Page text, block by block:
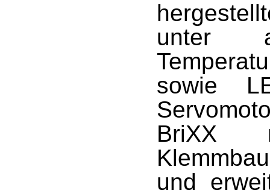
unter
sowie
BriXX
und